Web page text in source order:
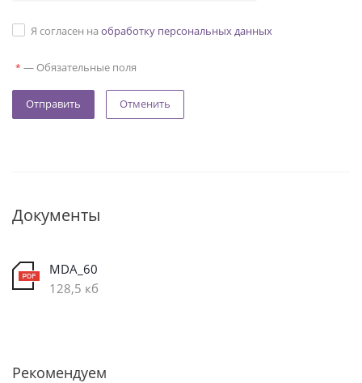
Я согласен на обработку персональных данных
* — Обязательные поля
Отменить
Документы
MDA_60
128,5 кб
Рекомендуем